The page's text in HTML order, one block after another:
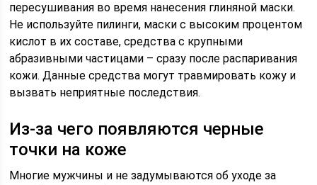
пересушивания во время нанесения глиняной маски.
Не используйте пилинги, маски с высоким процентом
кислот в их составе, средства с крупными
абразивными частицами – сразу после распаривания
кожи. Данные средства могут травмировать кожу и
вызвать неприятные последствия.
Из-за чего появляются черные
точки на коже
Многие мужчины и не задумываются об уходе за